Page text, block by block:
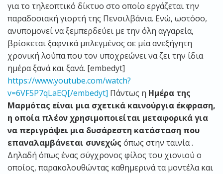
για το τηλεοπτικό δίκτυο στο οποίο εργάζεται την
παραδοσιακή γιορτή της Πενσιλβάνια. Ενώ, ωστόσο,
ανυπομονεί να ξεμπερδεύει με την όλη αγγαρεία,
βρίσκεται ξαφνικά μπλεγμένος σε μία ανεξήγητη
χρονική λούπα που τον υποχρεώνει να ζει την ίδια
ημέρα ξανά και ξανά. [embedyt]
https://www.youtube.com/watch?
v=6VF5P7qLaEQ[/embedyt] Πάντως η Ημέρα της
Μαρμότας είναι μια σχετικά καινούργια έκφραση,
η οποία πλέον χρησιμοποιείται μεταφορικά για
να περιγράψει μια δυσάρεστη κατάσταση που
επαναλαμβάνεται συνεχώς όπως στην ταινία .
Δηλαδή όπως ένας σύγχρονος φίλος του χιονιού ο
οποίος, παρακολουθώντας καθημερινά τα μοντέλα και